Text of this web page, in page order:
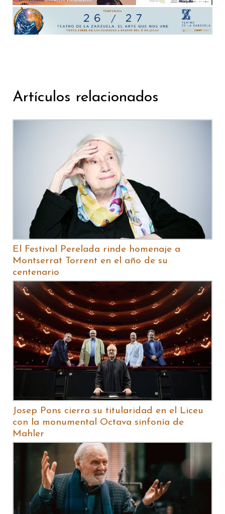
Artículos relacionados
El Festival Perelada rinde homenaje a
Montserrat Torrent en el año de su
centenario
Josep Pons cierra su titularidad en el Liceu
con la monumental Octava sinfonía de
Mahler